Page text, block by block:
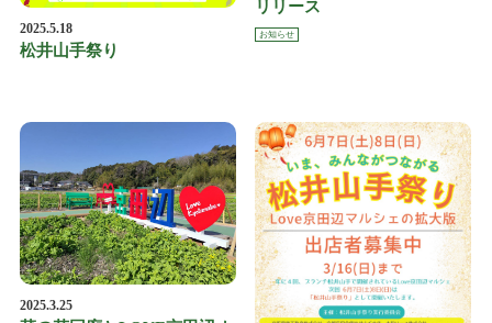
2025.5.18
松井山手祭り
リリース
お知らせ
2025.3.25